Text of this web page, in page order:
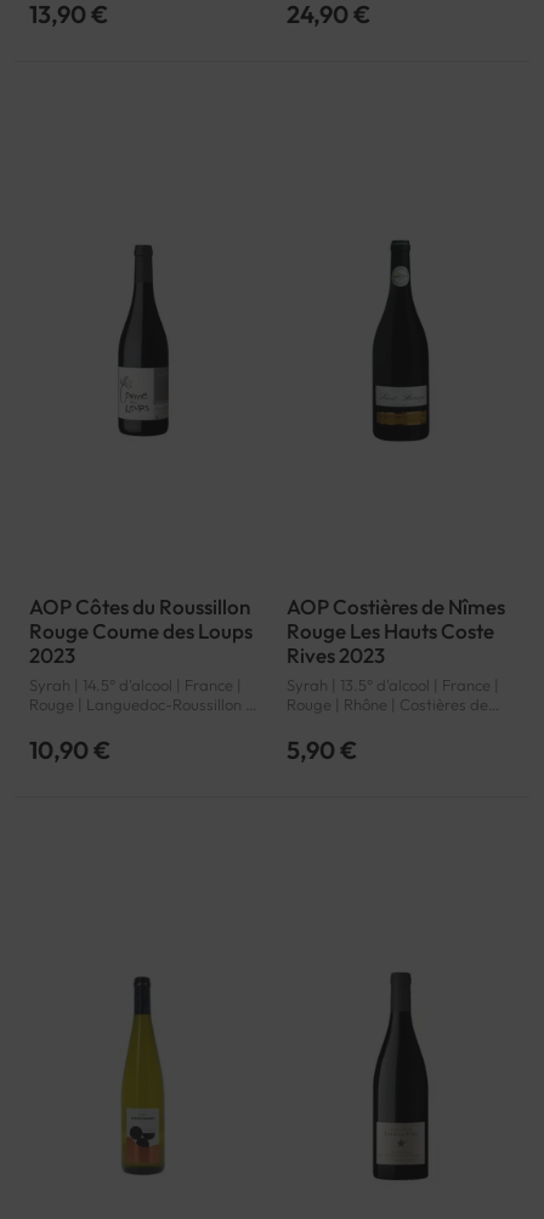
Roussillon | Collioure | AOP
13,90 €
Roussillon | Côtes Catalanes |
IGP
24,90 €
AOP Côtes du Roussillon
Rouge Coume des Loups
2023
Syrah | 14.5° d'alcool | France |
Rouge | Languedoc-Roussillon |
10,90 €
AOP Costières de Nîmes
Rouge Les Hauts Coste
Rives 2023
Syrah | 13.5° d'alcool | France |
Rouge | Rhône | Costières de
5,90 €